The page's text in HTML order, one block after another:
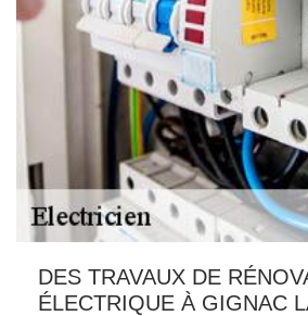
DES TRAVAUX DE
ÉLECTRIQUE À GIGNAC